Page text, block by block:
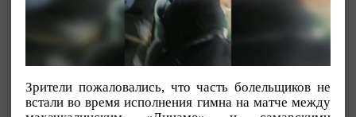
Зрители пожаловались, что часть болельщиков не
встали во время исполнения гимна на матче между